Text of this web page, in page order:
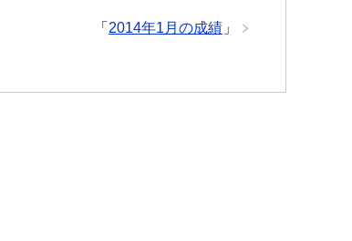
「 2014年1月の成績 」